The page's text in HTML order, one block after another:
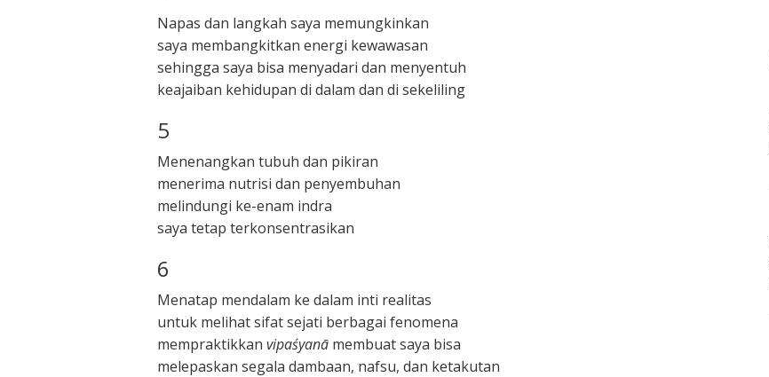
Napas dan langkah saya memungkinkan
saya membangkitkan energi kewawasan
sehingga saya bisa menyadari dan menyentuh
keajaiban kehidupan di dalam dan di sekeliling
5
Menenangkan tubuh dan pikiran
menerima nutrisi dan penyembuhan
melindungi ke-enam indra
saya tetap terkonsentrasikan
6
Menatap mendalam ke dalam inti realitas
untuk melihat sifat sejati berbagai fenomena
mempraktikkan vipaśyanā membuat saya bisa
melepaskan segala dambaan, nafsu, dan ketakutan